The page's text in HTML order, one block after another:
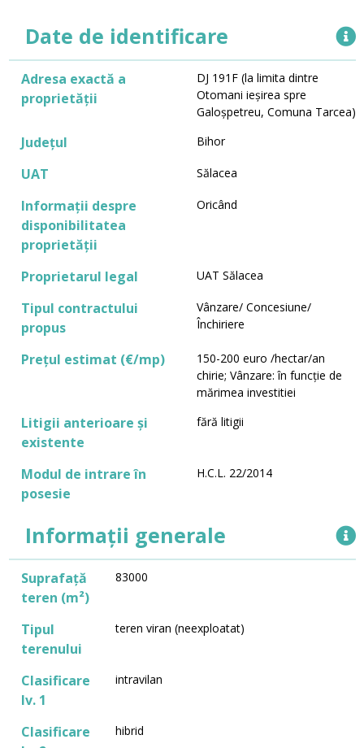
Date de identificare
Adresa exactă a
proprietății
DJ 191F (la limita dintre
Otomani ieșirea spre
Galoșpetreu, Comuna Tarcea)
Județul Bihor
UAT Sălacea
Informații despre
disponibilitatea
proprietății
Oricând
Proprietarul legal UAT Sălacea
Tipul contractului
propus
Vânzare/ Concesiune/
Închiriere
Prețul estimat (€/mp)
150-200 euro /hectar/an
chirie; Vânzare: în funcție de
mărimea investitiei
Litigii anterioare și
existente
fără litigii
Modul de intrare în
posesie
H.C.L. 22/2014
Informații generale
Suprafață
teren (m²)
83000
Tipul
terenului
teren viran (neexploatat)
Clasificare
lv. 1
intravilan
Clasificare
hibrid